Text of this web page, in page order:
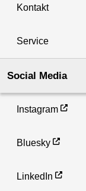
Kontakt
Service
Social Media
Instagram
Bluesky
LinkedIn